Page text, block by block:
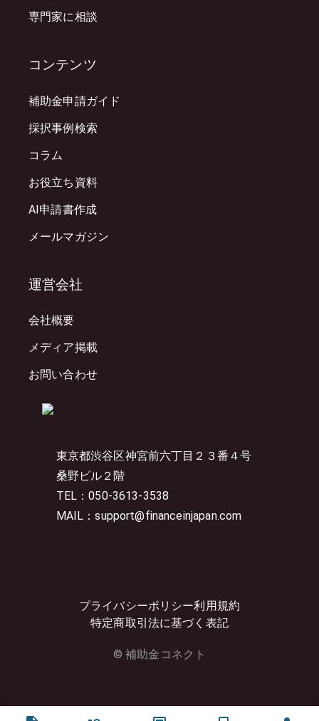
東京都渋谷区神宮前六丁目２３番４号
桑野ビル２階
TEL：050-3613-3538
MAIL：support@financeinjapan.com
プライバシーポリシー利用規約
特定商取引法に基づく表記
© 補助金コネクト
専門家に相談
コンテンツ
補助金申請ガイド
採択事例検索
コラム
お役立ち資料
AI申請書作成
メールマガジン
運営会社
会社概要
メディア掲載
お問い合わせ